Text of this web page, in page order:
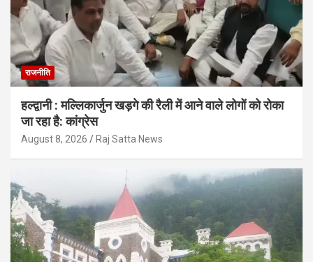
राजनीति
हल्द्वानी : मल्लिकार्जुन खड़गे की रैली में आने वाले लोगों को रोका
जा रहा है: कांग्रेस
August 8, 2026 Raj Satta News